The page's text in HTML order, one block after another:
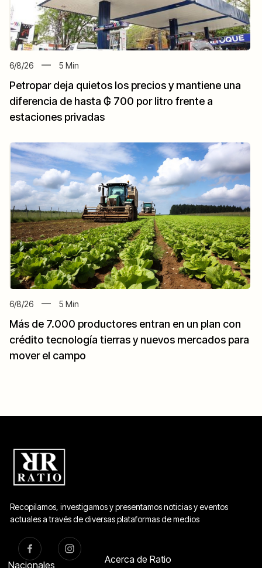
6/8/26 5 Min
Petropar deja quietos los precios y mantiene una
diferencia de hasta ₲ 700 por litro frente a
estaciones privadas
6/8/26 5 Min
Más de 7.000 productores entran en un plan con
crédito tecnología tierras y nuevos mercados para
mover el campo
Recopilamos, investigamos y presentamos noticias y eventos
actuales a través de diversas plataformas de medios
Nacionales Acerca de Ratio